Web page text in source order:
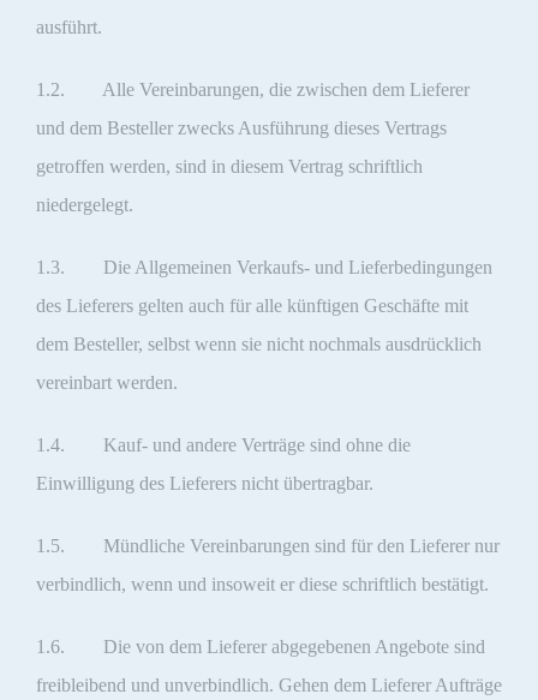
ausführt.
1.2. Alle Vereinbarungen, die zwischen dem Lieferer
und dem Besteller zwecks Ausführung dieses Vertrags
getroffen werden, sind in diesem Vertrag schriftlich
niedergelegt.
1.3. Die Allgemeinen Verkaufs- und Lieferbedingungen
des Lieferers gelten auch für alle künftigen Geschäfte mit
dem Besteller, selbst wenn sie nicht nochmals ausdrücklich
vereinbart werden.
1.4. Kauf- und andere Verträge sind ohne die
Einwilligung des Lieferers nicht übertragbar.
1.5. Mündliche Vereinbarungen sind für den Lieferer nur
verbindlich, wenn und insoweit er diese schriftlich bestätigt.
1.6. Die von dem Lieferer abgegebenen Angebote sind
freibleibend und unverbindlich. Gehen dem Lieferer Aufträge